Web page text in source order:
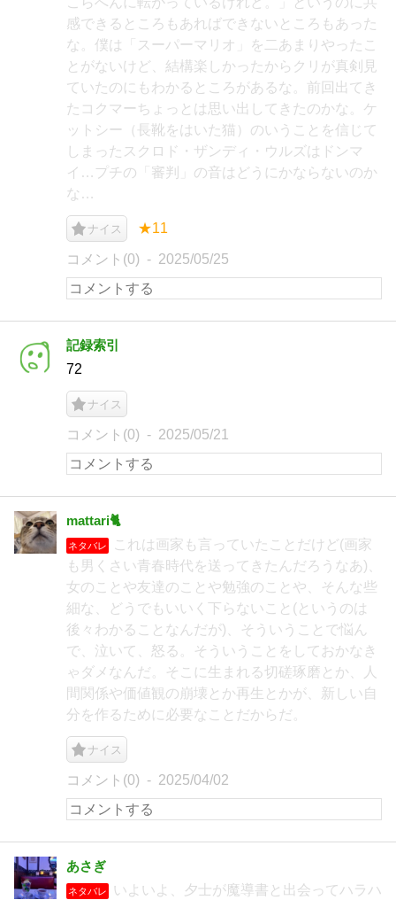
感できるところもあればできないところもあった
な。僕は「スーパーマリオ」を二あまりやったこ
とがないけど、結構楽しかったからクリが真剣見
ていたのにもわかるところがあるな。前回出てき
たコクマーちょっとは思い出してきたのかな。ケ
ットシー（長靴をはいた猫）のいうことを信じて
しまったスクロド・ザンディ・ウルズはドンマ
イ…プチの「審判」の音はどうにかならないのか
な…
ナイス ★11
コメント(0) 2025/05/25
記録索引
72
ナイス
コメント(0) 2025/05/21
mattari🐈
ネタバレ
これは画家も言っていたことだけど(画家
も男くさい青春時代を送ってきたんだろうなあ)、
女のことや友達のことや勉強のことや、そんな些
細な、どうでもいいく下らないこと(というのは
後々わかることなんだが)、そういうことで悩ん
で、泣いて、怒る。そういうことをしておかなき
ゃダメなんだ。そこに生まれる切磋琢磨とか、人
間関係や価値観の崩壊とか再生とかが、新しい自
分を作るために必要なことだからだ。
ナイス
コメント(0) 2025/04/02
あさぎ
ネタバレ
いよいよ、夕士が魔導書と出会ってハラハ